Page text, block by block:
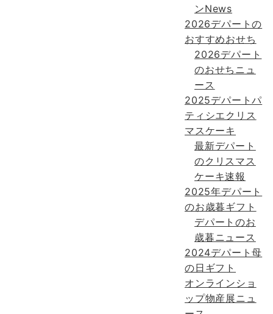
ンNews
2026デパートの
おすすめおせち
2026デパート
のおせちニュ
ース
2025デパートパ
ティシエクリス
マスケーキ
最新デパート
のクリスマス
ケーキ速報
2025年デパート
のお歳暮ギフト
デパートのお
歳暮ニュース
2024デパート母
の日ギフト
オンラインショ
ップ物産展ニュ